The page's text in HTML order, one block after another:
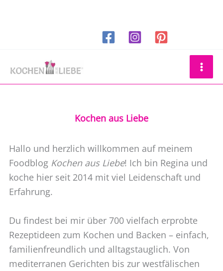
Kochen aus Liebe
Hallo und herzlich willkommen auf meinem
Foodblog Kochen aus Liebe! Ich bin Regina und
koche hier seit 2014 mit viel Leidenschaft und
Erfahrung.
Du findest bei mir über 700 vielfach erprobte
Rezeptideen zum Kochen und Backen – einfach,
familienfreundlich und alltagstauglich. Von
mediterranen Gerichten bis zur westfälischen